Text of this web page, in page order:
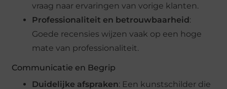
vraag naar ervaringen van vorige klanten.
Professionaliteit en betrouwbaarheid:
Goede recensies wijzen vaak op een hoge
mate van professionaliteit.
Communicatie en Begrip
Duidelijke afspraken: Een kunstschilder die